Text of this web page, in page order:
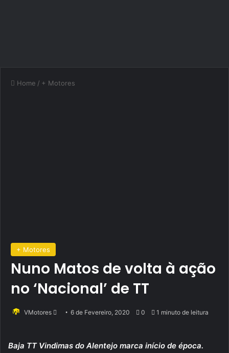
Home / + Motores
+ Motores
Nuno Matos de volta à ação
no ‘Nacional’ de TT
VMotores
Send6 de Fevereiro, 2020 0 1 minuto de leitura
Baja TT Vindimas do Alentejo marca início de época.